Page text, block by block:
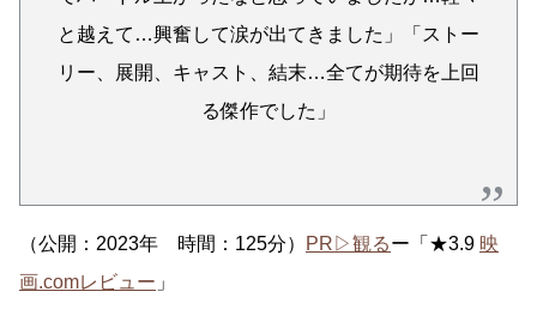
と越えて…興奮して涙が出てきました」「ストー
リー、展開、キャスト、結末…全てが期待を上回
る傑作でした」
（公開：2023年 時間：125分） PR▷観るー「★3.9 映
画.comレビュー 」